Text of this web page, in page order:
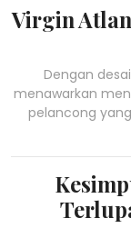
Virgin
Dengan
menawarkan
pelancong